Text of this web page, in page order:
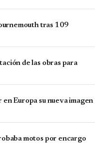
tras 109
de las obras para
Europa su nueva imagen
motos por encargo